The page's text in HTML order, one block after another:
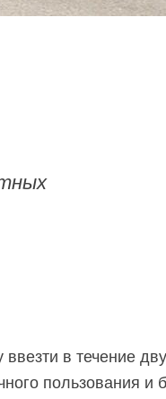
в течение
пользования